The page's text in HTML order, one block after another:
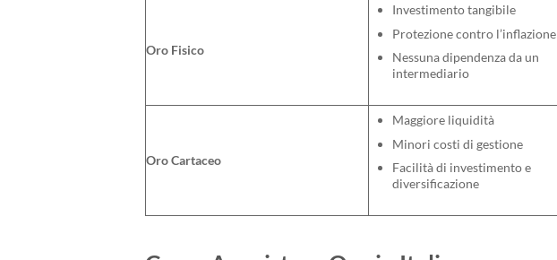
Oro Fisico
Investimento tangibile
Protezione contro l’inflazione
Nessuna dipendenza da un
intermediario
Oro Cartaceo
Maggiore liquidità
Minori costi di gestione
Facilità di investimento e
diversificazione